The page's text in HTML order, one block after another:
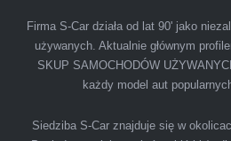
Polecam firmę s-car ze
podejściem. Szybko,
Firma S-Car działa od lat 90' jako
używanych. Aktualnie głównym
SKUP SAMOCHODÓW
każdy model aut
Siedziba S-Car znajduje się w